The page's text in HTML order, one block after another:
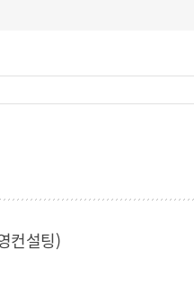
컨설팅)